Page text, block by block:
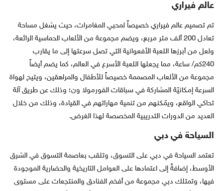
عالم فيراري
تم تصميم عالم فيراري خصيصاً لمحبي المغامرات، حيث يشغل مساحة
تعادل 200 ألف متر مربع، ويضم مجموعة من الألعاب الحماسية الرائعة،
ولعل من أبرزها اللعبة الأفعوانية التي تصل سرعتها إلى ما يقارب
240كم/ ساعة، مما يجعلها اللعبة الأسرع في العالم، كما يضم أيضاً
مجموعة من الألعاب المصممة خصيصاً للأطفال والمراهقين، ويتيح لهواة
السرعة إمكانيّة المشاركة في سباقات الفورمولا ون؛ وذلك عن طريق آلة
تحاكي الواقع، ويمّكنهم من تنمية مهاراتهم في القيادة، وذلك من خلال
العديد من الدورات التدريبية المخصصة لهذا الغرض.
السياحة في دبي
تعتمد السياحة في دبي على التسوق، وتلقب بعاصمة التسوق في الشرق
الأوسط، إضافةً إلى اعتمادها على العوامل التاريخية والحضارية الموجودة
فيها، وتمتلك دبي مجموعة من أفخم الفنادق والمنتجعات على مستوى